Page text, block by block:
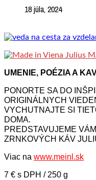
18 júla, 2024
UMENIE, POÉZIA A
PONORTE SA DO
ORIGINÁLNYCH
VYCHUTNAJTE SI
DOMA.
PREDSTAVUJEME
ZRNKOVÝCH KÁV
Viac na www.meinl.sk
7 € s DPH / 250 g